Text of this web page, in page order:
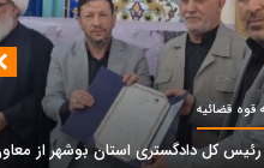
دیر؛ مسیر نجاتی که در بن‌بست
مانده است
پتروشیمی نوری بر سکوی طلای BRICS 2026
قوه قضائیه
رئیس کل دادگستری استان بوشهر از